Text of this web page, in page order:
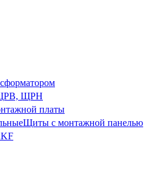
ЩРВ, ЩРН
платы
Щиты с монтажной панелью